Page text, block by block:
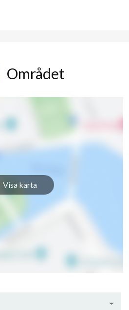
Området
Visa karta